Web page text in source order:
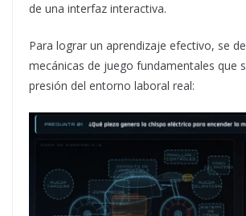
de una interfaz interactiva.
Para lograr un aprendizaje efectivo, se
mecánicas de juego fundamentales que
presión del entorno laboral real: